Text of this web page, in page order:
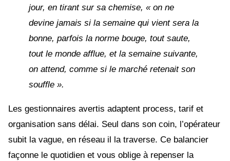
jour, en tirant sur sa chemise, « on ne
devine jamais si la semaine qui vient sera la
bonne, parfois la norme bouge, tout saute,
tout le monde afflue, et la semaine suivante,
on attend, comme si le marché retenait son
souffle ».
Les gestionnaires avertis adaptent process, tarif et
organisation sans délai. Seul dans son coin, l’opérateur
subit la vague, en réseau il la traverse. Ce balancier
façonne le quotidien et vous oblige à repenser la